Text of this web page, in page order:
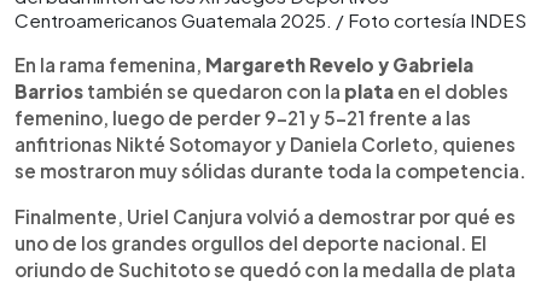
Centroamericanos Guatemala 2025. / Foto cortesía INDES
En la rama femenina, Margareth Revelo y Gabriela
Barrios también se quedaron con la plata en el dobles
femenino, luego de perder 9-21 y 5-21 frente a las
anfitrionas Nikté Sotomayor y Daniela Corleto, quienes
se mostraron muy sólidas durante toda la competencia.
Finalmente, Uriel Canjura volvió a demostrar por qué es
uno de los grandes orgullos del deporte nacional. El
oriundo de Suchitoto se quedó con la medalla de plata